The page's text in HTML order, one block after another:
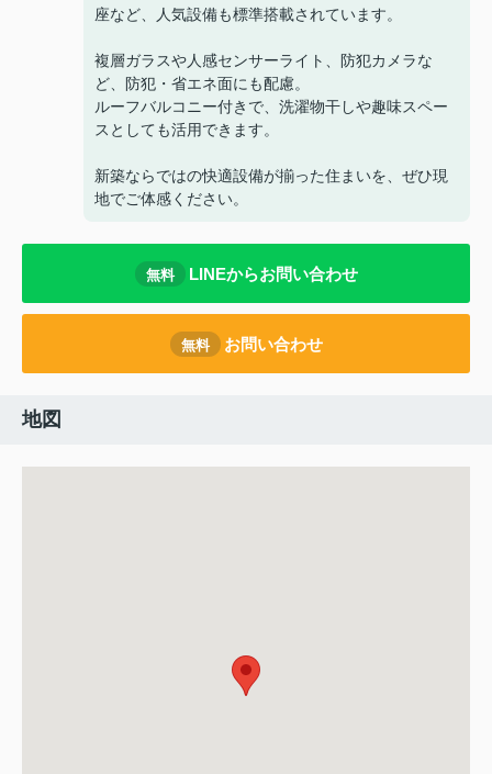
座など、人気設備も標準搭載されています。
複層ガラスや人感センサーライト、防犯カメラな
ど、防犯・省エネ面にも配慮。
ルーフバルコニー付きで、洗濯物干しや趣味スペー
スとしても活用できます。
新築ならではの快適設備が揃った住まいを、ぜひ現
地でご体感ください。
無料 LINEからお問い合わせ
無料 お問い合わせ
地図